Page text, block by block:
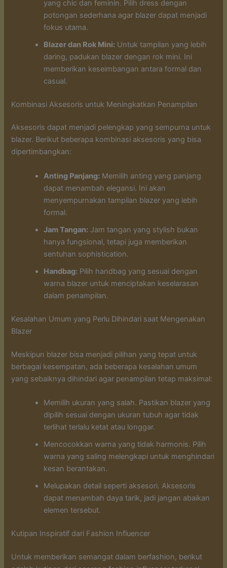
yang chic dan feminin. Pilih dress dengan
potongan sederhana agar blazer dapat menjadi
fokus utama.
Blazer dan Rok Mini: Untuk tampilan yang lebih
daring, padukan blazer dengan rok mini. Ini
memberikan keseimbangan antara formal dan
casual.
Kombinasi Aksesoris untuk Meningkatkan Penampilan
Aksesoris dapat menjadi pelengkap yang sempurna untuk
blazer. Berikut beberapa kombinasi aksesoris yang bisa
dipertimbangkan:
Anting Panjang: Memilih anting yang panjang
dapat menambah elegansi. Ini akan
menyempurnakan tampilan blazer yang lebih
formal.
Jam Tangan: Jam tangan yang stylish bukan
hanya fungsional, tetapi juga memberikan
sentuhan sophistication.
Handbag: Pilih handbag yang sesuai dengan
warna blazer untuk menciptakan keselarasan
dalam penampilan.
Kesalahan Umum yang Perlu Dihindari saat Mengenakan
Blazer
Meskipun blazer bisa menjadi pilihan yang tepat untuk
berbagai kesempatan, ada beberapa kesalahan umum
yang sebaiknya dihindari agar penampilan tetap maksimal:
Memilih ukuran yang salah. Pastikan blazer yang
dipilih sesuai dengan ukuran tubuh agar tidak
terlihat terlalu ketat atau longgar.
Mencocokkan warna yang tidak harmonis. Pilih
warna yang saling melengkapi untuk menghindari
kesan berantakan.
Melupakan detail seperti aksesori. Aksesoris
dapat menambah daya tarik, jadi jangan abaikan
elemen tersebut.
Kutipan Inspiratif dari Fashion Influencer
Untuk memberikan semangat dalam berfashion, berikut